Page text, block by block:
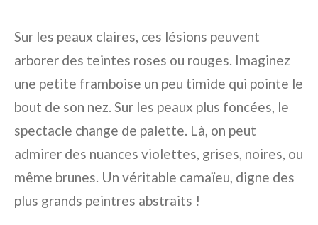
Sur les peaux claires, ces lésions peuvent
arborer des teintes roses ou rouges. Imaginez
une petite framboise un peu timide qui pointe le
bout de son nez. Sur les peaux plus foncées, le
spectacle change de palette. Là, on peut
admirer des nuances violettes, grises, noires, ou
même brunes. Un véritable camaïeu, digne des
plus grands peintres abstraits !